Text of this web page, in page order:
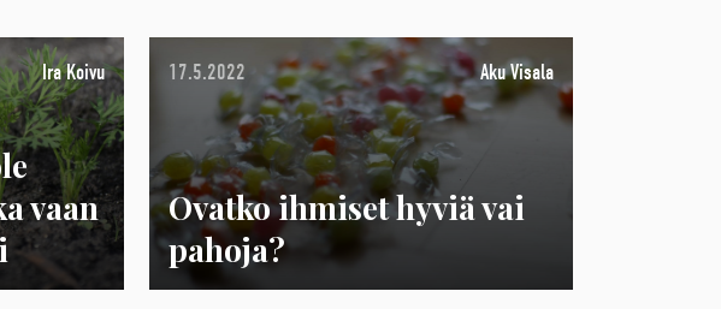
Ira Koivu
vaan
17.5.2022 Aku Visala
Ovatko ihmiset hyviä vai
pahoja?